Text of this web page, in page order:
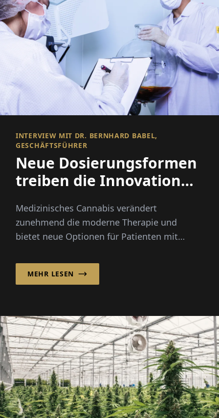
INTERVIEW MIT DR. BERNHARD BABEL,
GESCHÄFTSFÜHRER
Neue Dosierungsformen
treiben die Innovation
Cannabis voran
Medizinisches Cannabis verändert
zunehmend die moderne Therapie und
bietet neue Optionen für Patienten mit
schweren...
MEHR LESEN